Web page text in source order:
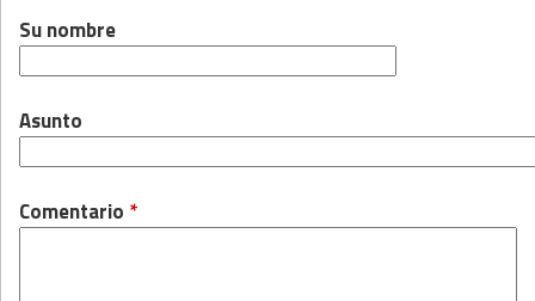
Su nombre
Asunto
Comentario *